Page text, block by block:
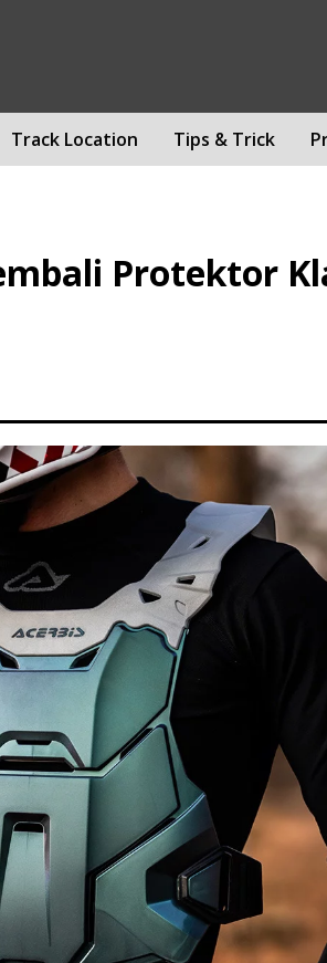
Track Location Tips & Trick
Protektor